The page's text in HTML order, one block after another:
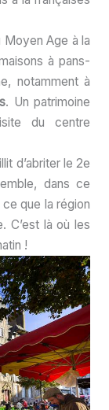
Moyen Age à la
à pans-
notamment à
. Un patrimoine
du centre
d’abriter le 2e
dans ce
que la région
C’est là où les
!